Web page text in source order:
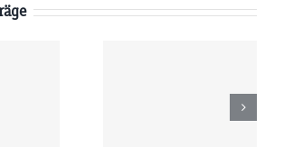
Freitag
07.08.2026